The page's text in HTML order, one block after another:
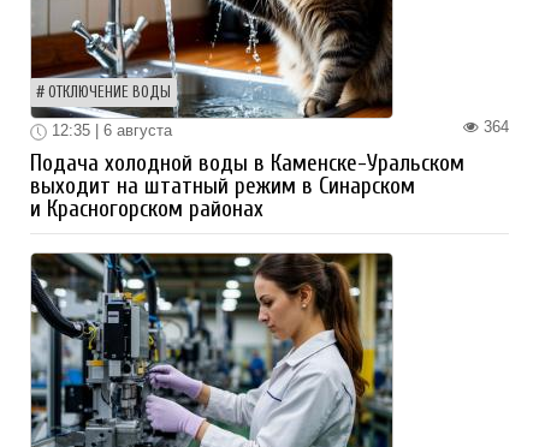
ОТКЛЮЧЕНИЕ ВОДЫ
364
12:35 | 6 августа
Подача холодной воды в Каменске-Уральском
выходит на штатный режим в Синарском
и Красногорском районах